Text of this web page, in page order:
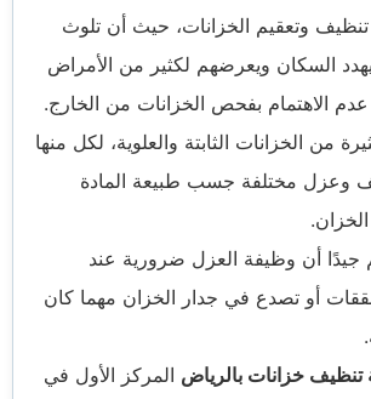
وتعقيم الخزانات، حيث أن تلوث
السكان ويعرضهم لكثير من الأمراض
الاهتمام بفحص الخزانات من الخارج.
من الخزانات الثابتة والعلوية، لكل منها
وعزل مختلفة جسب طبيعة المادة
جيدًا أن وظيفة العزل ضرورية عند
أو تصدع في جدار الخزان مهما كان
خزانات بالرياض المركز الأول في